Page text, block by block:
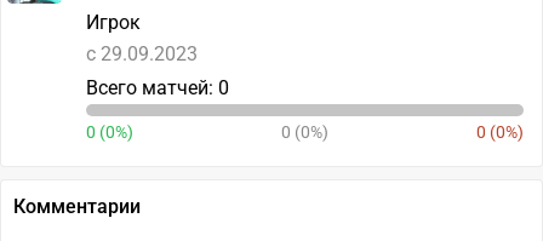
Игрок
c 29.09.2023
Всего матчей: 0
0 (0%) 0 (0%) 0 (0%)
Комментарии